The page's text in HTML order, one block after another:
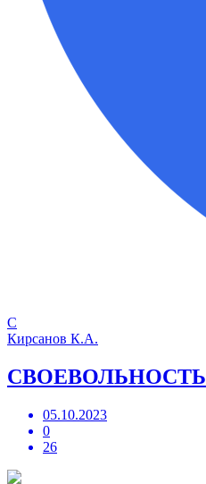
С
Кирсанов К.А.
СВОЕВОЛЬНОСТЬ
05.10.2023
0
26